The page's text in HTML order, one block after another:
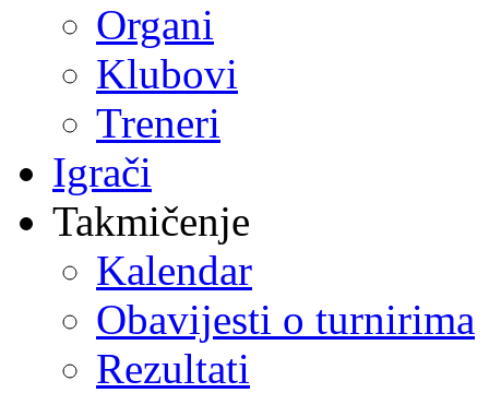
Organi
Klubovi
Treneri
Igrači
Takmičenje
Kalendar
Obavijesti o turnirima
Rezultati